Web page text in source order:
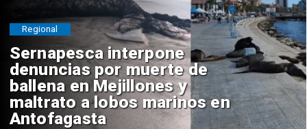
Sernapesca interpone
denuncias por muerte de
ballena en Mejillones y
maltrato a lobos marinos en
Antofagasta
Regional